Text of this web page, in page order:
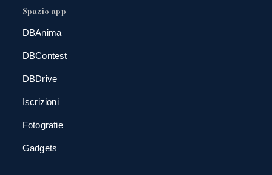
Spazio app
DBAnima
DBContest
DBDrive
Iscrizioni
Fotografie
Gadgets